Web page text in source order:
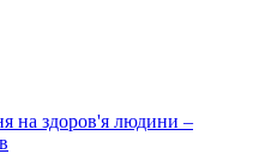
на здоров'я людини –